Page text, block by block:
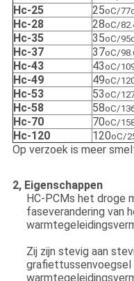
Hc-25
25oC/
Hc-28
28oC/
Hc-35
35oC/
Hc-37
37oC/
Hc-43
43oC/
Hc-49
49oC/
Hc-53
53oC/
Hc-58
58oC/
Hc-70
70oC/
Hc-120
120oC/
Op verzoek is meer
2, Eigenschappen
HC-PCMs het droge
faseverandering van
Zij zijn stevig aan
grafiettussenvoegsel